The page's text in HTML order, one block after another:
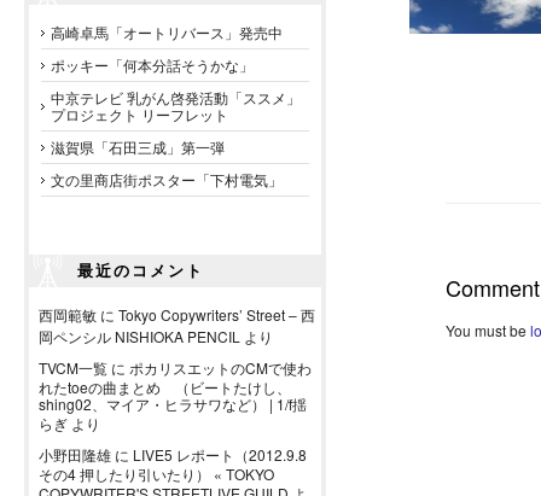
高崎卓馬「オートリバース」発売中
ポッキー「何本分話そうかな」
中京テレビ 乳がん啓発活動「ススメ」
プロジェクト リーフレット
滋賀県「石田三成」第一弾
文の里商店街ポスター「下村電気」
最近のコメント
西岡範敏 に Tokyo Copywriters’ Street – 西
岡ペンシル NISHIOKA PENCIL より
TVCM一覧 に ポカリスエットのCMで使わ
れたtoeの曲まとめ （ビートたけし、
shing02、マイア・ヒラサワなど） | 1/f揺
らぎ より
小野田隆雄 に LIVE5 レポート（2012.9.8
その4 押したり引いたり） « TOKYO
Comment
You must be